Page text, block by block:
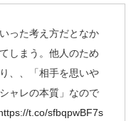
った考え方だとなか
しまう。他人のため
、、「相手を思いや
ャレの本質」なので
t.co/sfbqpwBF7s